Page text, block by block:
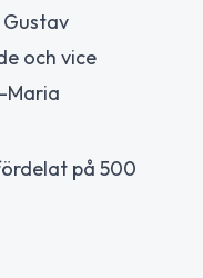
och vice
Maria
på 500